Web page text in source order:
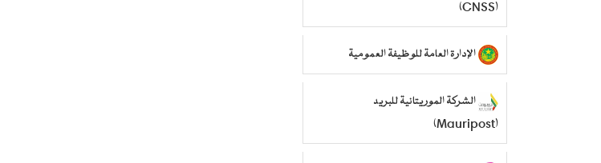
(CNSS)
الإدارة العامة للوظيفة العمومية
الشركة الموريتانية للبريد
(Mauripost)